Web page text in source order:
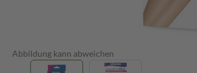
Abbildung kann abweichen